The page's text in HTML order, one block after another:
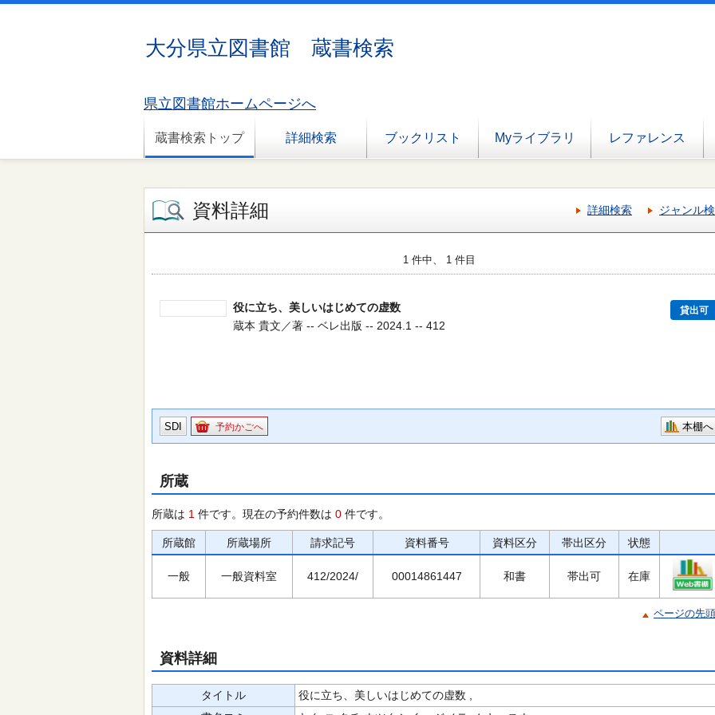
大分県立図書館 蔵書検索
県立図書館ホームページへ
蔵書検索トップ 詳細検索 ブックリスト Myライブラリ レファレンス
資料詳細 詳細検索 ジャンル
1 件中、 1 件目
役に立ち、美しいはじめての虚数 貸出可
蔵本 貴文／著 -- ベレ出版 -- 2024.1 -- 412
SDI 予約かごへ 本棚へ
所蔵
所蔵は 1 件です。現在の予約件数は 0 件です。
所蔵館 所蔵場所 請求記号 資料番号 資料区分 帯出区分 状態
一般 一般資料室 412/2024/ 00014861447 和書 帯出可 在庫
ページの先
資料詳細
タイトル
役に立ち、美しいはじめての虚数 ,